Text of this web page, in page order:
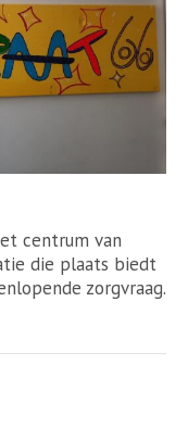
centrum van
die plaats biedt
zorgvraag.